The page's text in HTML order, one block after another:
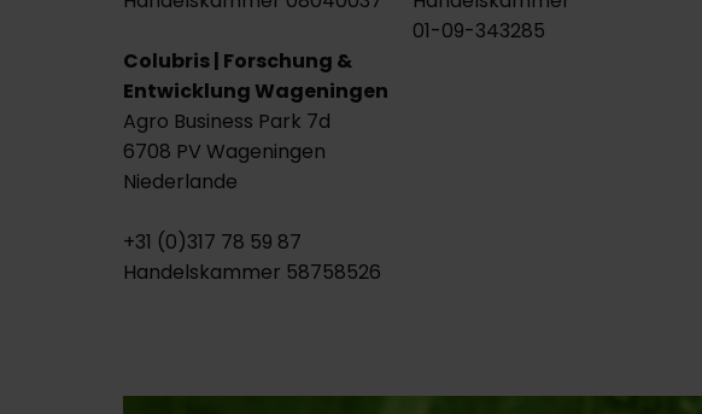
Colubris | Forschung &
Entwicklung Wageningen
Agro Business Park 7d
6708 PV Wageningen
Niederlande
+31 (0)317 78 59 87
Handelskammer 58758526
01-09-343285